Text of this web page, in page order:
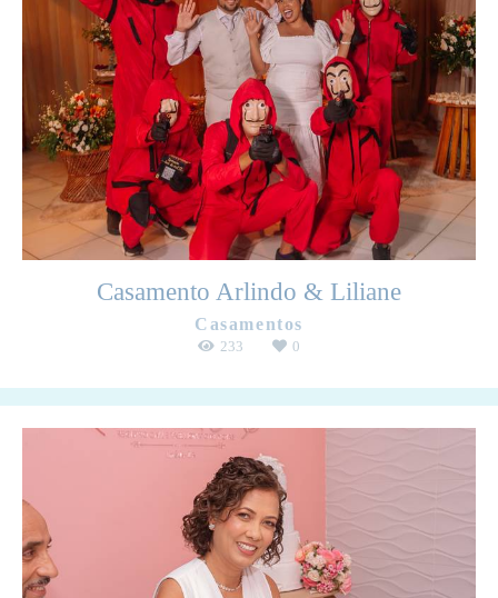
Casamento Arlindo & Liliane
Casamentos
233 0